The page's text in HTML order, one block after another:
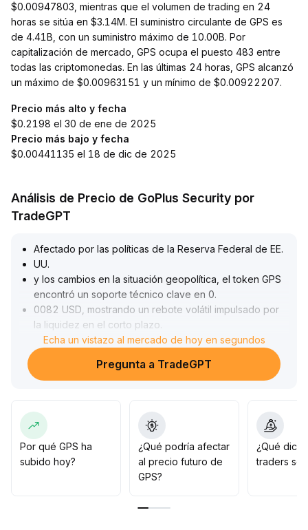
$0.00947803, mientras que el volumen de trading en 24
horas se sitúa en $3.14M. El suministro circulante de GPS es
de 4.41B, con un suministro máximo de 10.00B. Por
capitalización de mercado, GPS ocupa el puesto 483 entre
todas las criptomonedas. En las últimas 24 horas, GPS alcanzó
un máximo de $0.00963151 y un mínimo de $0.00922207.
Precio más alto y fecha
$0.2198 el 30 de ene de 2025
Precio más bajo y fecha
$0.00441135 el 18 de dic de 2025
Análisis de Precio de GoPlus Security por
TradeGPT
Afectado por las políticas de la Reserva Federal de EE.
UU.
y los cambios en la situación geopolítica, el token GPS
encontró un soporte técnico clave en 0.
0082 USD, mostrando un rebote volátil impulsado por
la liquidez en el corto plazo
Con las buenas noticias financieras del sector de
computación en la nube e IA, el rango actual de 0
atención al volumen de operaciones para determinar la
posible ruptura al alza y la continuación de la tendencia
a medio plazo
Estrategia general: observar en el corto plazo y
posicionarse moderadamente después de confirmar la
Echa un vistazo al mercado de hoy en segundos
Pregunta a TradeGPT
Por qué GPS ha
subido hoy?
¿Qué podría afectar
al precio futuro de
GPS?
¿Qué
traders